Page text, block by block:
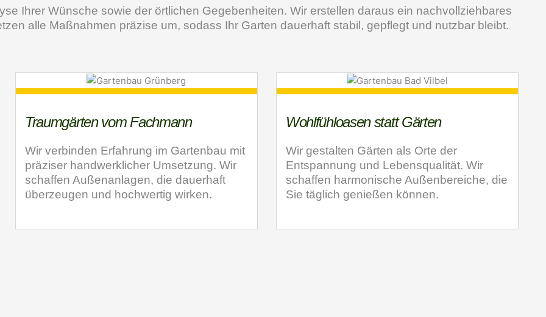
Ihrer Wünsche sowie der örtlichen Gegebenheiten. Wir erstellen daraus ein nachvollziehbares
alle Maßnahmen präzise um, sodass Ihr Garten dauerhaft stabil, gepflegt und nutzbar bleibt.
Traumgärten vom Fachmann
Wir verbinden Erfahrung im Gartenbau mit
präziser handwerklicher Umsetzung. Wir
schaffen Außenanlagen, die dauerhaft
überzeugen und hochwertig wirken.
Wohlfühloasen statt Gärten
Wir gestalten Gärten als Orte der
Entspannung und Lebensqualität. Wir
schaffen harmonische Außenbereiche, die
Sie täglich genießen können.